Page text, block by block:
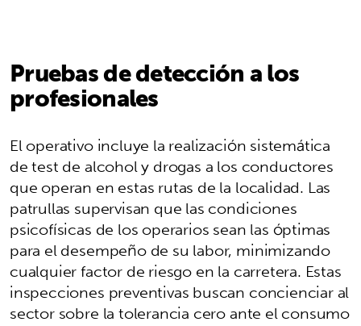
Pruebas de detección a los
profesionales
El operativo incluye la realización sistemática
de test de alcohol y drogas a los conductores
que operan en estas rutas de la localidad. Las
patrullas supervisan que las condiciones
psicofísicas de los operarios sean las óptimas
para el desempeño de su labor, minimizando
cualquier factor de riesgo en la carretera. Estas
inspecciones preventivas buscan concienciar al
sector sobre la tolerancia cero ante el consumo